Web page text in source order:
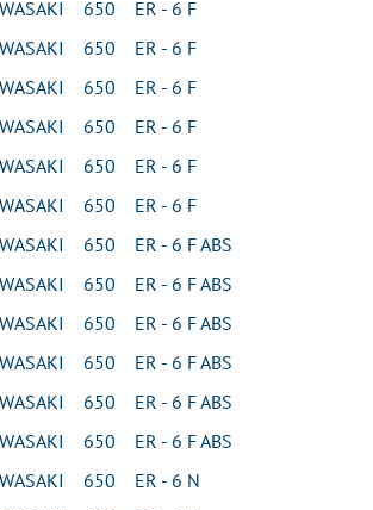
650 ER - 6 F
650 ER - 6 F
650 ER - 6 F
650 ER - 6 F
650 ER - 6 F
650 ER - 6 F
650 ER - 6 F ABS
650 ER - 6 F ABS
650 ER - 6 F ABS
650 ER - 6 F ABS
650 ER - 6 F ABS
650 ER - 6 F ABS
650 ER - 6 N